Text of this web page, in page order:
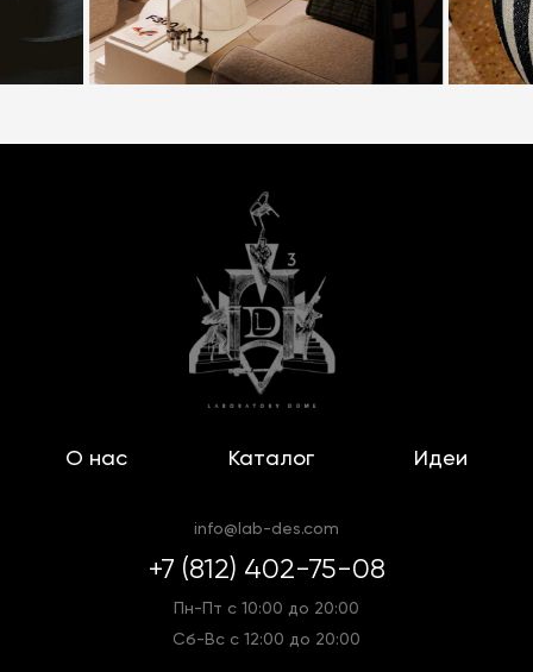
О нас Каталог Идеи
info@lab-des.com
+7 (812) 402-75-08
Пн-Пт с 10:00 до 20:00
Сб-Вс с 12:00 до 20:00